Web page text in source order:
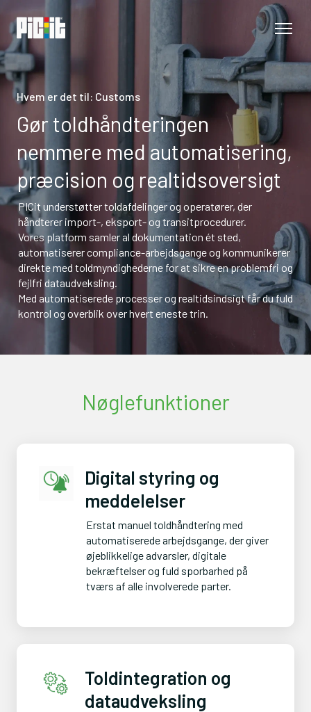
Hvem er det til: Customs
Gør toldhåndteringen
nemmere med automatisering,
præcision og realtidsoversigt
PICit understøtter toldafdelinger og operatører, der
håndterer import-, eksport- og transitprocedurer.
Vores platform samler al dokumentation ét sted,
automatiserer compliance-arbejdsgange og kommunikerer
direkte med toldmyndighederne for at sikre en problemfri og
fejlfri dataudveksling.
Med automatiserede processer og realtidsindsigt får du fuld
kontrol og overblik over hvert eneste trin.
Nøglefunktioner
Digital styring og
meddelelser
Erstat manuel toldhåndtering med
automatiserede arbejdsgange, der giver
øjeblikkelige advarsler, digitale
bekræftelser og fuld sporbarhed på
tværs af alle involverede parter.
Toldintegration og
dataudveksling